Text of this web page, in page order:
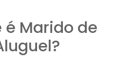
é Marido de